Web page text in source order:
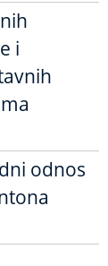
i
odnos